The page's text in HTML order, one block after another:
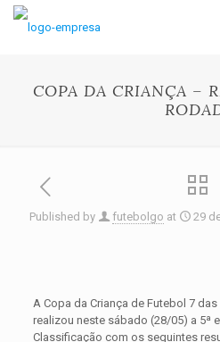
COPA DA CRIANÇA –
Published by futebolgo at 29
A Copa da Criança de Futebol 7
realizou neste sábado (28/05) a 5ª
Classificação com os seguintes